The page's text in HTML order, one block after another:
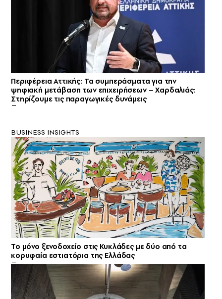
Περιφέρεια Αττικής: Τα συμπεράσματα για την
ψηφιακή μετάβαση των επιχειρήσεων – Χαρδαλιάς:
Στηρίζουμε τις παραγωγικές δυνάμεις
BUSINESS INSIGHTS
Το μόνο ξενοδοχείο στις Κυκλάδες με δύο από τα
κορυφαία εστιατόρια της Ελλάδας